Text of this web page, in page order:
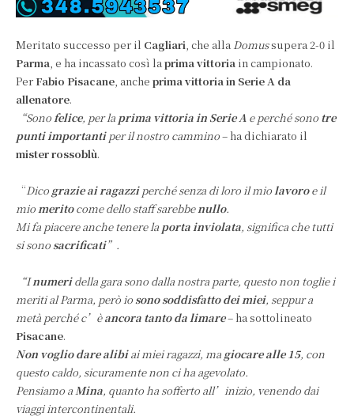
Meritato successo per il Cagliari, che alla Domussupera 2-0 il
Parma, e ha incassato così laprima vittoria in campionato.
Per Fabio Pisacane, anche prima vittoria in Serie A da
allenatore.
“Sonofelice, per la prima vittoria in Serie A e perché sono tre
punti importantiper il nostro cammino– ha dichiarato il
mister rossoblù.
“Dico grazie ai ragazziperché senza di loro il miolavoroe il
miomeritocome dello staff sarebbenullo.
Mi fa piacere anche tenere la porta inviolata, significa che tutti
si sonosacrificati”.
“Inumeridella gara sono dalla nostra parte, questo non toglie i
meriti al Parma, però iosono soddisfatto dei miei, seppur a
metà perché c’èancora tanto da limare– ha sottolineato
Pisacane.
Non voglio dare alibiai miei ragazzi, ma giocare alle 15, con
questo caldo, sicuramente non ci ha agevolato.
Pensiamo aMina, quanto ha sofferto all’inizio, venendo dai
viaggi intercontinentali.